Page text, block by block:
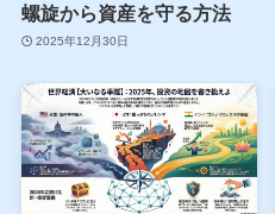
螺旋から資産を守る方法
2025年12月30日